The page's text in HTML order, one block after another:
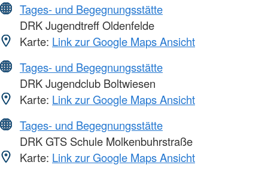
Tages- und Begegnungsstätte
DRK Jugendtreff Oldenfelde
Karte: Link zur Google Maps Ansicht
Tages- und Begegnungsstätte
DRK Jugendclub Boltwiesen
Karte: Link zur Google Maps Ansicht
Tages- und Begegnungsstätte
DRK GTS Schule Molkenbuhrstraße
Karte: Link zur Google Maps Ansicht